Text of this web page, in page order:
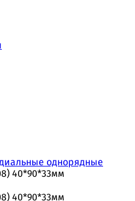
однорядные
40*90*33мм
40*90*33мм